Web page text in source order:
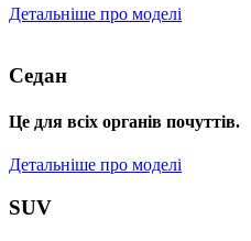
Детальніше про моделі
Седан
Це для всіх органів почуттів.
Детальніше про моделі
SUV